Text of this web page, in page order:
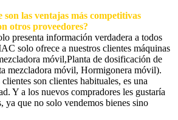
son las ventajas más competitivas
otros proveedores?
presenta información verdadera a todos
solo ofrece a nuestros clientes máquinas
móvil,Planta de dosificación de
mezcladora móvil, Hormigonera móvil).
son clientes habituales, es una
Y a los nuevos compradores les gustaría
ya que no solo vendemos bienes sino